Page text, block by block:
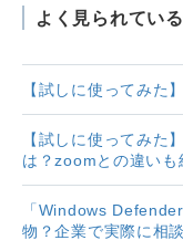
よく見られてい
【試しに使ってみた
【試しに使ってみた
は？zoomとの違いも
「Windows
物？企業で実際に相